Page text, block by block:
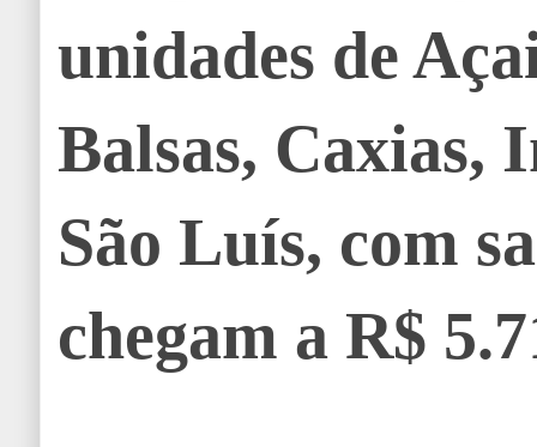
unidades de
Balsas, Caxias,
São Luís, com
chegam a R$